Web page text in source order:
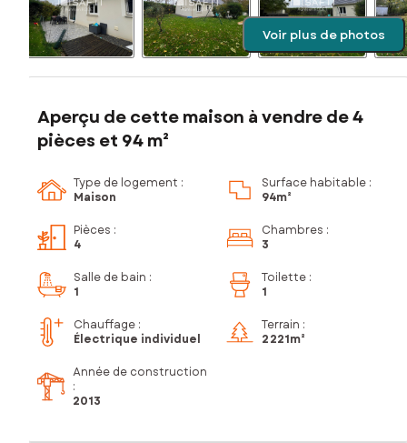
Voir plus de photos
Aperçu de cette maison à vendre de 4
pièces et 94 m²
Type de logement :
Maison
Surface habitable :
94m²
Pièces :
4
Chambres :
3
Salle de bain :
1
Toilette :
1
Chauffage :
Électrique individuel
Terrain :
2 221m²
Année de construction
:
2013